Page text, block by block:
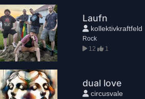
Laufn
kollektivkraftfeld
Rock
12
1
dual love
circusvale